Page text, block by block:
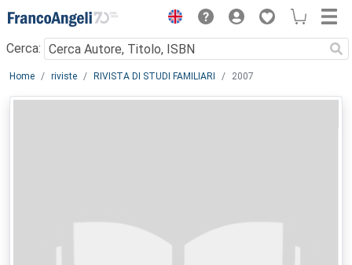
Menu
Cerca:
Main content
Home riviste RIVISTA DI STUDI FAMILIARI 2007